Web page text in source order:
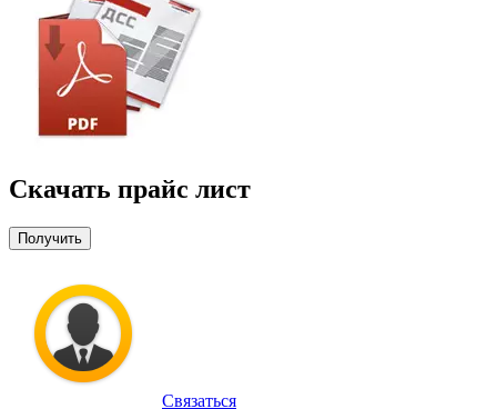
Скачать прайс лист
Получить
Связаться